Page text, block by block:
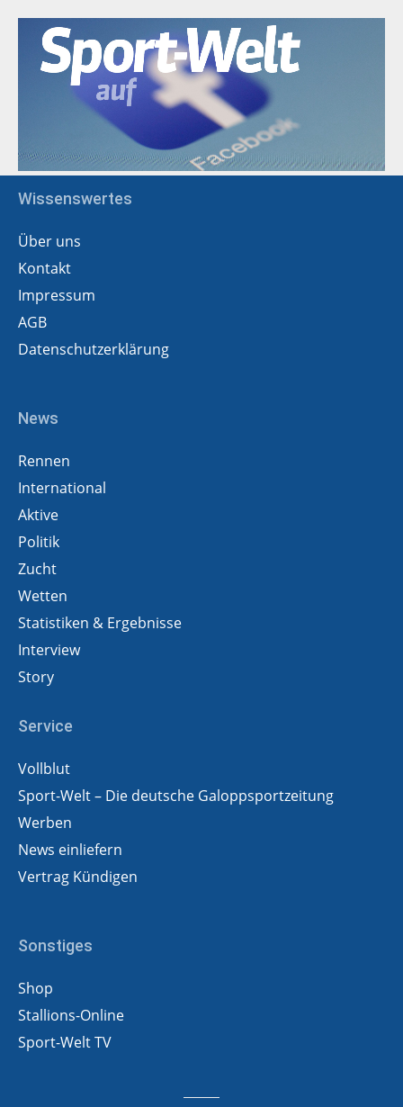
Wissenswertes
Über uns
Kontakt
Impressum
AGB
Datenschutzerklärung
News
Rennen
International
Aktive
Politik
Zucht
Wetten
Statistiken & Ergebnisse
Interview
Story
Service
Vollblut
Sport-Welt – Die deutsche Galoppsportzeitung
Werben
News einliefern
Vertrag Kündigen
Sonstiges
Shop
Stallions-Online
Sport-Welt TV